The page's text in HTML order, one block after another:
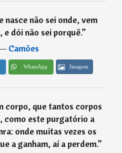
nasce não sei onde, vem
e dói não sei porquê.”
Camões
WhatsApp Imagem
corpo, que tantos corpos
como este purgatório a
onde muitas vezes os
a ganham, aí a perdem.”